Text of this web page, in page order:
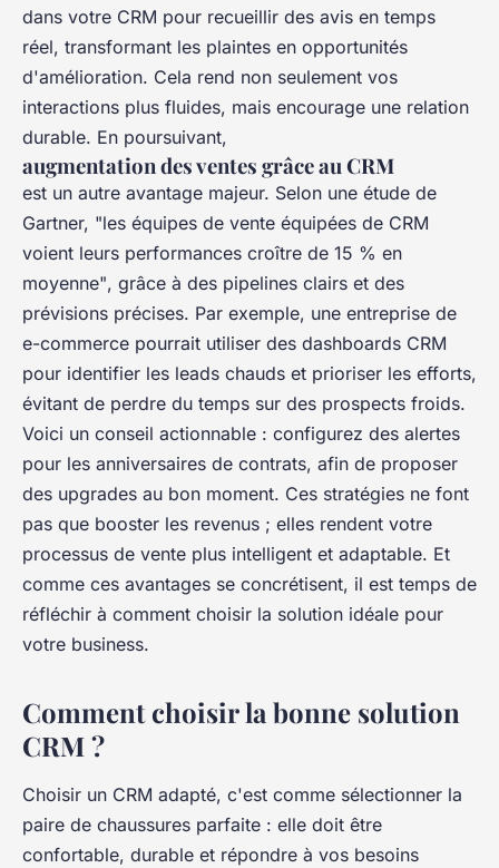
dans votre CRM pour recueillir des avis en temps
réel, transformant les plaintes en opportunités
d'amélioration. Cela rend non seulement vos
interactions plus fluides, mais encourage une relation
durable. En poursuivant,
augmentation des ventes grâce au CRM
est un autre avantage majeur. Selon une étude de
Gartner, "les équipes de vente équipées de CRM
voient leurs performances croître de 15 % en
moyenne", grâce à des pipelines clairs et des
prévisions précises. Par exemple, une entreprise de
e-commerce pourrait utiliser des dashboards CRM
pour identifier les leads chauds et prioriser les efforts,
évitant de perdre du temps sur des prospects froids.
Voici un conseil actionnable : configurez des alertes
pour les anniversaires de contrats, afin de proposer
des upgrades au bon moment. Ces stratégies ne font
pas que booster les revenus ; elles rendent votre
processus de vente plus intelligent et adaptable. Et
comme ces avantages se concrétisent, il est temps de
réfléchir à comment choisir la solution idéale pour
votre business.
Comment choisir la bonne solution
CRM ?
Choisir un CRM adapté, c'est comme sélectionner la
paire de chaussures parfaite : elle doit être
confortable, durable et répondre à vos besoins